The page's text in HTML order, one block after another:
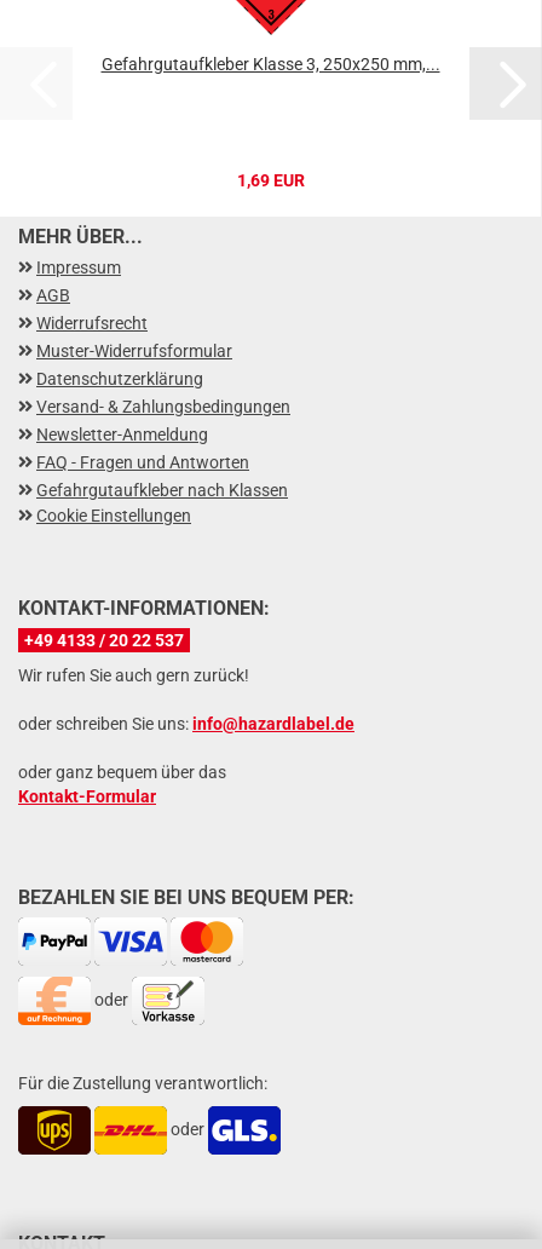
Gefahrgutaufkleber Klasse 3, 250x250 mm,...
1,69 EUR
MEHR ÜBER...
Impressum
AGB
Widerrufsrecht
Muster-Widerrufsformular
Datenschutzerklärung
Versand- & Zahlungsbedingungen
Newsletter-Anmeldung
FAQ - Fragen und Antworten
Gefahrgutaufkleber nach Klassen
Cookie Einstellungen
KONTAKT-INFORMATIONEN:
+49 4133 / 20 22 537
Wir rufen Sie auch gern zurück!
oder schreiben Sie uns:info@hazardlabel.de
oder ganz bequem über das
Kontakt-Formular
BEZAHLEN SIE BEI UNS BEQUEM PER:
oder
Für die Zustellung verantwortlich:
oder
KONTAKT